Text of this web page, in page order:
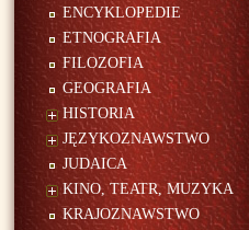
ENCYKLOPEDIE
ETNOGRAFIA
FILOZOFIA
GEOGRAFIA
HISTORIA
JĘZYKOZNAWSTWO
JUDAICA
KINO, TEATR, MUZYKA
KRAJOZNAWSTWO